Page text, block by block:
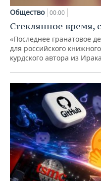
Общество 00:00
Стеклянное время,
«Последнее гранатовое
для российского
курдского автора из Ирака